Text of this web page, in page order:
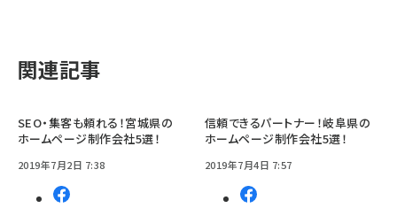
関連記事
SEO・集客も頼れる！宮城県の
ホームページ制作会社5選！
2019年7月2日 7:38
信頼できるパートナー！岐阜県の
ホームページ制作会社5選！
2019年7月4日 7:57